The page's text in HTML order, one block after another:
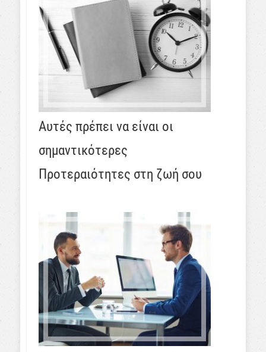
Αυτές πρέπει να είναι οι
σημαντικότερες
Προτεραιότητες στη ζωή σου